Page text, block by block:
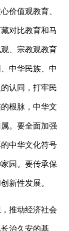
价值观教育、
对比教育和马
、宗教观教育
中华民族、中
认同，打牢民
根脉，中华文
。要全面加强
中华文化符号
园。要传承保
新性发展。
推动经济社会
治久安的基